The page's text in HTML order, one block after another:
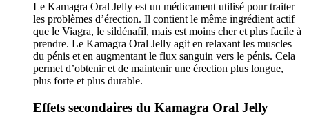
Le Kamagra Oral Jelly est un médicament utilisé pour traiter
les problèmes d’érection. Il contient le même ingrédient actif
que le Viagra, le sildénafil, mais est moins cher et plus facile à
prendre. Le Kamagra Oral Jelly agit en relaxant les muscles
du pénis et en augmentant le flux sanguin vers le pénis. Cela
permet d’obtenir et de maintenir une érection plus longue,
plus forte et plus durable.
Effets secondaires du Kamagra Oral Jelly